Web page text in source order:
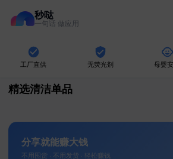
秒哒
一句话 做应用